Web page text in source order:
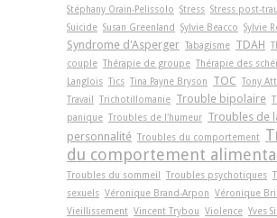
Stéphany Orain-Pelissolo Stress Stress post-
Suicide Susan Greenland Sylvie Beacco Sylvie
Syndrome d'Asperger Tabagisme TDAH
couple Thérapie de groupe Thérapie des
Langlois Tics Tina Payne Bryson TOC Tony
Travail
Trichotillomanie Trouble bipolaire
panique Troubles de l'humeur Troubles de
personnalité Troubles du comportement
du comportement
Troubles du sommeil Troubles psychotiques
sexuels Véronique Brand-Arpon Véronique
Vieillissement Vincent Trybou Violence Yves